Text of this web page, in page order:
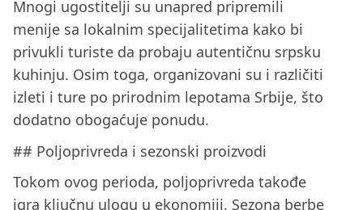
Mnogi ugostitelji su unapred pripremili
menije sa lokalnim specijalitetima kako bi
privukli turiste da probaju autentičnu srpsku
kuhinju. Osim toga, organizovani su i različiti
izleti i ture po prirodnim lepotama Srbije, što
dodatno obogaćuje ponudu.
## Poljoprivreda i sezonski proizvodi
Tokom ovog perioda, poljoprivreda takođe
igra ključnu ulogu u ekonomiji. Sezona berbe